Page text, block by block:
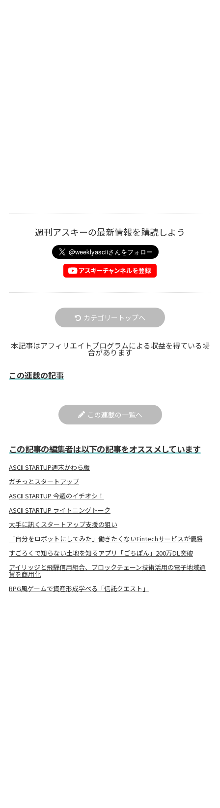
週刊アスキーの最新情報を購読しよう
カテゴリートップへ
本記事はアフィリエイトプログラムによる収益を得ている場
合があります
この連載の記事
この連載の一覧へ
この記事の編集者は以下の記事をオススメしています
ASCII STARTUP週末かわら版
ガチっとスタートアップ
ASCII STARTUP 今週のイチオシ！
ASCII STARTUP ライトニングトーク
大手に訊くスタートアップ支援の狙い
「自分をロボットにしてみた」働きたくないFintechサービスが優勝
すごろくで知らない土地を知るアプリ「ごちぽん」200万DL突破
アイリッジと飛騨信用組合、ブロックチェーン技術活⽤の電⼦地域通
貨を商用化
RPG風ゲームで資産形成学べる「信託クエスト」